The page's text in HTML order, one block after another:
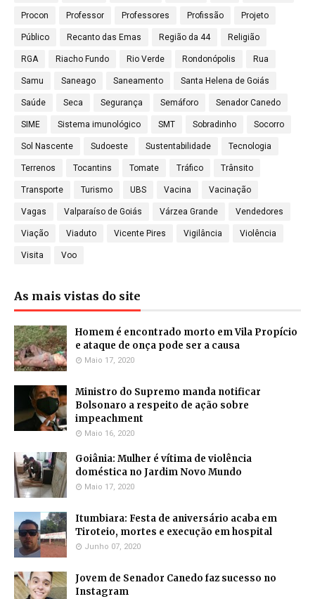
Procon Professor Professores Profissão Projeto
Público Recanto das Emas Região da 44 Religião
RGA Riacho Fundo Rio Verde Rondonópolis Rua
Samu Saneago Saneamento Santa Helena de Goiás
Saúde Seca Segurança Semáforo Senador Canedo
SIME Sistema imunológico SMT Sobradinho Socorro
Sol Nascente Sudoeste Sustentabilidade Tecnologia
Terrenos Tocantins Tomate Tráfico Trânsito
Transporte Turismo UBS Vacina Vacinação
Vagas Valparaíso de Goiás Várzea Grande Vendedores
Viação Viaduto Vicente Pires Vigilância Violência
Visita Voo
As mais vistas do site
Homem é encontrado morto em Vila Propício
e ataque de onça pode ser a causa
Maio 17, 2020
Ministro do Supremo manda notificar
Bolsonaro a respeito de ação sobre
impeachment
Maio 16, 2020
Goiânia: Mulher é vítima de violência
doméstica no Jardim Novo Mundo
Maio 17, 2020
Itumbiara: Festa de aniversário acaba em
Tiroteio, mortes e execução em hospital
Junho 07, 2020
Jovem de Senador Canedo faz sucesso no
Instagram